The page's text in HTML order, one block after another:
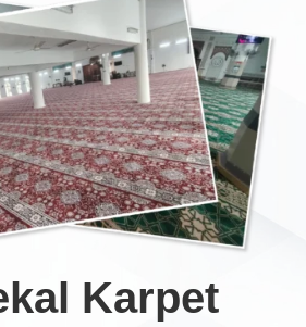
Karpet